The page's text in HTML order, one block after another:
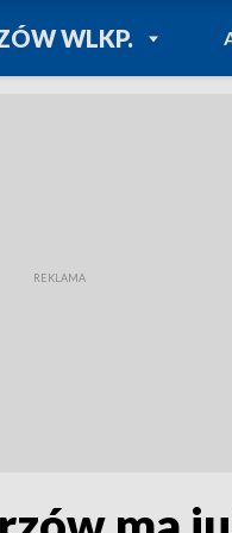
WLKP.
POWRÓT DO
TVP REGIONY